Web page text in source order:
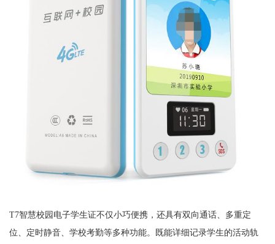
T7智慧校园电子学生证不仅小巧便携，还具有双向通话、多重定
位、定时静音、学校考勤等多种功能。既能详细记录学生的活动轨